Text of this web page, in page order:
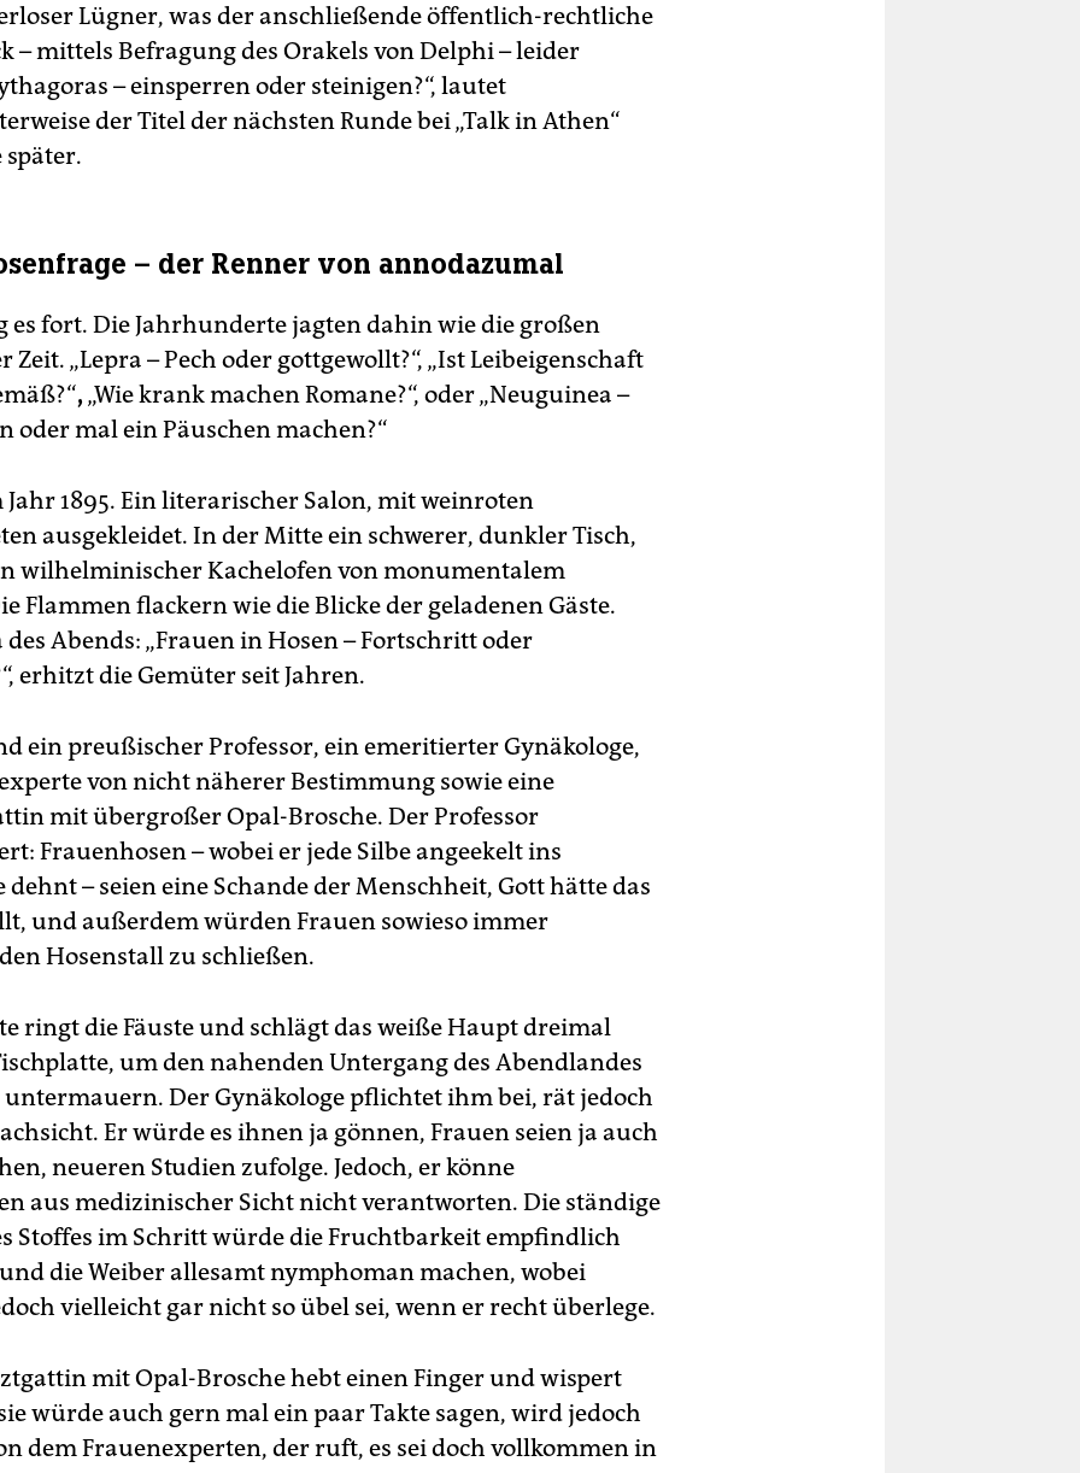
Lügner, was der anschließende öffentlich-rechtliche
– mittels Befragung des Orakels von Delphi – leider
– einsperren oder steinigen?“, lautet
der Titel der nächsten Runde bei „Talk in Athen“
später.
– der Renner von annodazumal
es fort. Die Jahrhunderte jagten dahin wie die großen
Zeit. „Lepra – Pech oder gottgewollt?“, „Ist Leibeigenschaft
, „Wie krank machen Romane?“, oder „Neuguinea –
oder mal ein Päuschen machen?“
Jahr 1895. Ein literarischer Salon, mit weinroten
ausgekleidet. In der Mitte ein schwerer, dunkler Tisch,
wilhelminischer Kachelofen von monumentalem
Flammen flackern wie die Blicke der geladenen Gäste.
des Abends: „Frauen in Hosen – Fortschritt oder
erhitzt die Gemüter seit Jahren.
ein preußischer Professor, ein emeritierter Gynäkologe,
von nicht näherer Bestimmung sowie eine
mit übergroßer Opal-Brosche. Der Professor
Frauenhosen – wobei er jede Silbe angeekelt ins
– seien eine Schande der Menschheit, Gott hätte das
und außerdem würden Frauen sowieso immer
Hosenstall zu schließen.
ringt die Fäuste und schlägt das weiße Haupt dreimal
um den nahenden Untergang des Abendlandes
untermauern. Der Gynäkologe pflichtet ihm bei, rät jedoch
Er würde es ihnen ja gönnen, Frauen seien ja auch
neueren Studien zufolge. Jedoch, er könne
aus medizinischer Sicht nicht verantworten. Die ständige
Stoffes im Schritt würde die Fruchtbarkeit empfindlich
die Weiber allesamt nymphoman machen, wobei
vielleicht gar nicht so übel sei, wenn er recht überlege.
mit Opal-Brosche hebt einen Finger und wispert
würde auch gern mal ein paar Takte sagen, wird jedoch
dem Frauenexperten, der ruft, es sei doch vollkommen in